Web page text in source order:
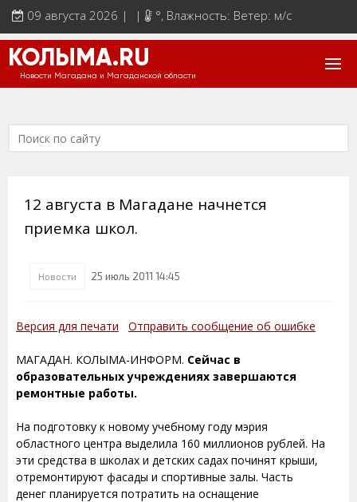
09 августа 2026 | | °, Влажность: Ветер: м/с
КОЛЫМА.RU
Новости Магадана и Магаданской области
12 августа в Магадане начнется
приемка школ.
Новости 25 июль 2011 14:45
Версия для печати Отправить сообщение об ошибке
МАГАДАН. КОЛЫМА-ИНФОРМ. Сейчас в
образовательных учреждениях завершаются
ремонтные работы.
На подготовку к новому учебному году мэрия
областного центра выделила 160 миллионов рублей. На
эти средства в школах и детских садах починят крыши,
отремонтируют фасады и спортивные залы. Часть
денег планируется потратить на оснащение